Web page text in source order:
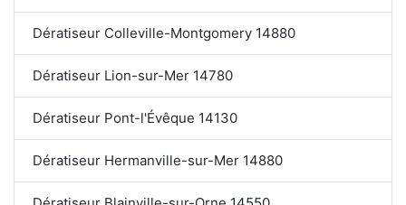
Dératiseur Colleville-Montgomery 14880
Dératiseur Lion-sur-Mer 14780
Dératiseur Pont-l'Évêque 14130
Dératiseur Hermanville-sur-Mer 14880